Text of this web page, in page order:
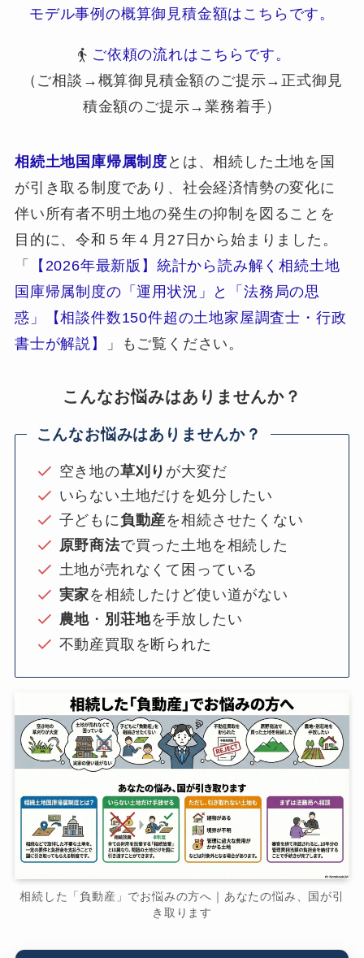
モデル事例の概算御見積金額はこちらです。
ご依頼の流れはこちらです。
（ご相談→概算御見積金額のご提示→正式御見
積金額のご提示→業務着手）
相続土地国庫帰属制度 とは、相続した土地を国
が引き取る制度であり、社会経済情勢の変化に
伴い所有者不明土地の発生の抑制を図ることを
目的に、令和５年４月27日から始まりました。
「
【2026年最新版】統計から読み解く相続土地
国庫帰属制度の「運用状況」と「法務局の思
惑」【相談件数150件超の土地家屋調査士・行政
書士が解説】
」もご覧ください。
こんなお悩みはありませんか？
こんなお悩みはありませんか？
空き地の草刈り が大変だ
いらない土地だけを処分したい
子どもに負動産を相続させたくない
原野商法で買った土地を相続した
土地が売れなくて困っている
実家を相続したけど使い道がない
農地 ・ 別荘地を手放したい
不動産買取を断られた
相続した「負動産」でお悩みの方へ｜あなたの悩み、国が引
き取ります